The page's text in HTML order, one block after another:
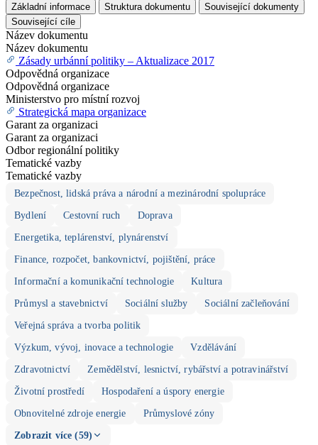
Základní informace Struktura dokumentu
Související dokumenty
Související cíle
Název dokumentu
Název dokumentu
Zásady urbánní politiky – Aktualizace 2017
Odpovědná organizace
Odpovědná organizace
Ministerstvo pro místní rozvoj
Strategická mapa organizace
Garant za organizaci
Garant za organizaci
Odbor regionální politiky
Tematické vazby
Tematické vazby
Bezpečnost, lidská práva a národní a mezinárodní spolupráce
Bydlení Cestovní ruch Doprava
Energetika, teplárenství, plynárenství
Finance, rozpočet, bankovnictví, pojištění, práce
Informační a komunikační technologie Kultura
Průmysl a stavebnictví Sociální služby Sociální začleňování
Veřejná správa a tvorba politik
Výzkum, vývoj, inovace a technologie Vzdělávání
Zdravotnictví Zemědělství, lesnictví, rybářství a potravinářství
Životní prostředí Hospodaření a úspory energie
Obnovitelné zdroje energie Průmyslové zóny
Zobrazit více (59)